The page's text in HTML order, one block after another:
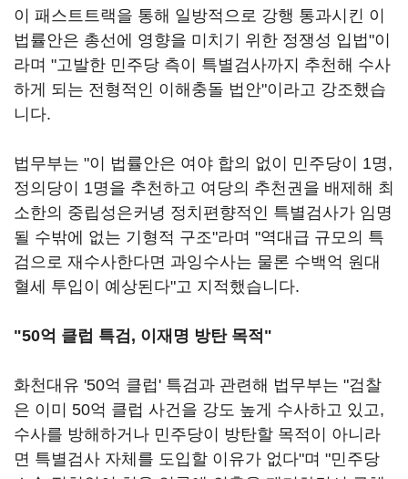
이 패스트트랙을 통해 일방적으로 강행 통과시킨 이
법률안은 총선에 영향을 미치기 위한 정쟁성 입법"이
라며 "고발한 민주당 측이 특별검사까지 추천해 수사
하게 되는 전형적인 이해충돌 법안"이라고 강조했습
니다.
법무부는 "이 법률안은 여야 합의 없이 민주당이 1명,
정의당이 1명을 추천하고 여당의 추천권을 배제해 최
소한의 중립성은커녕 정치편향적인 특별검사가 임명
될 수밖에 없는 기형적 구조"라며 "역대급 규모의 특
검으로 재수사한다면 과잉수사는 물론 수백억 원대
혈세 투입이 예상된다"고 지적했습니다.
"50억 클럽 특검, 이재명 방탄 목적"
화천대유 '50억 클럽' 특검과 관련해 법무부는 "검찰
은 이미 50억 클럽 사건을 강도 높게 수사하고 있고,
수사를 방해하거나 민주당이 방탄할 목적이 아니라
면 특별검사 자체를 도입할 이유가 없다"며 "민주당